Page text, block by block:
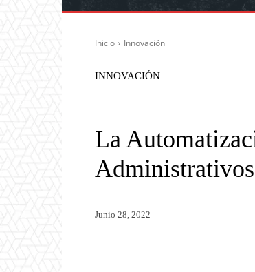
Inicio Innovación
INNOVACIÓN
La
Administrativos
Junio 28, 2022